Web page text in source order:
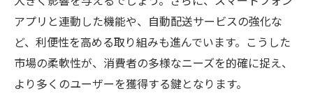
アプリと連動した機能や、自動配送サービスの強化な
ど、利便性を高める取り組みも進んでいます。こうした
市場の柔軟性が、消費者の多様なニーズを的確に捉え、
より多くのユーザーを獲得する鍵となります。